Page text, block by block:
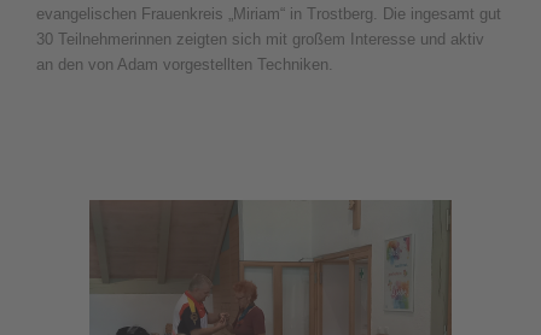
evangelischen Frauenkreis „Miriam“ in Trostberg. Die ingesamt gut
30 Teilnehmerinnen zeigten sich mit großem Interesse und aktiv
an den von Adam vorgestellten Techniken.